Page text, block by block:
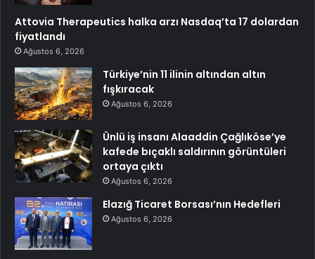
Attovia Therapeutics halka arzı Nasdaq’ta 17 dolardan
fiyatlandı
Ağustos 6, 2026
Türkiye’nin 11 ilinin altından altın
fışkıracak
Ağustos 6, 2026
Ünlü iş insanı Alaaddin Çağlıköse’ye
kafede bıçaklı saldırının görüntüleri
ortaya çıktı
Ağustos 6, 2026
Elazığ Ticaret Borsası’nın Hedefleri
Ağustos 6, 2026